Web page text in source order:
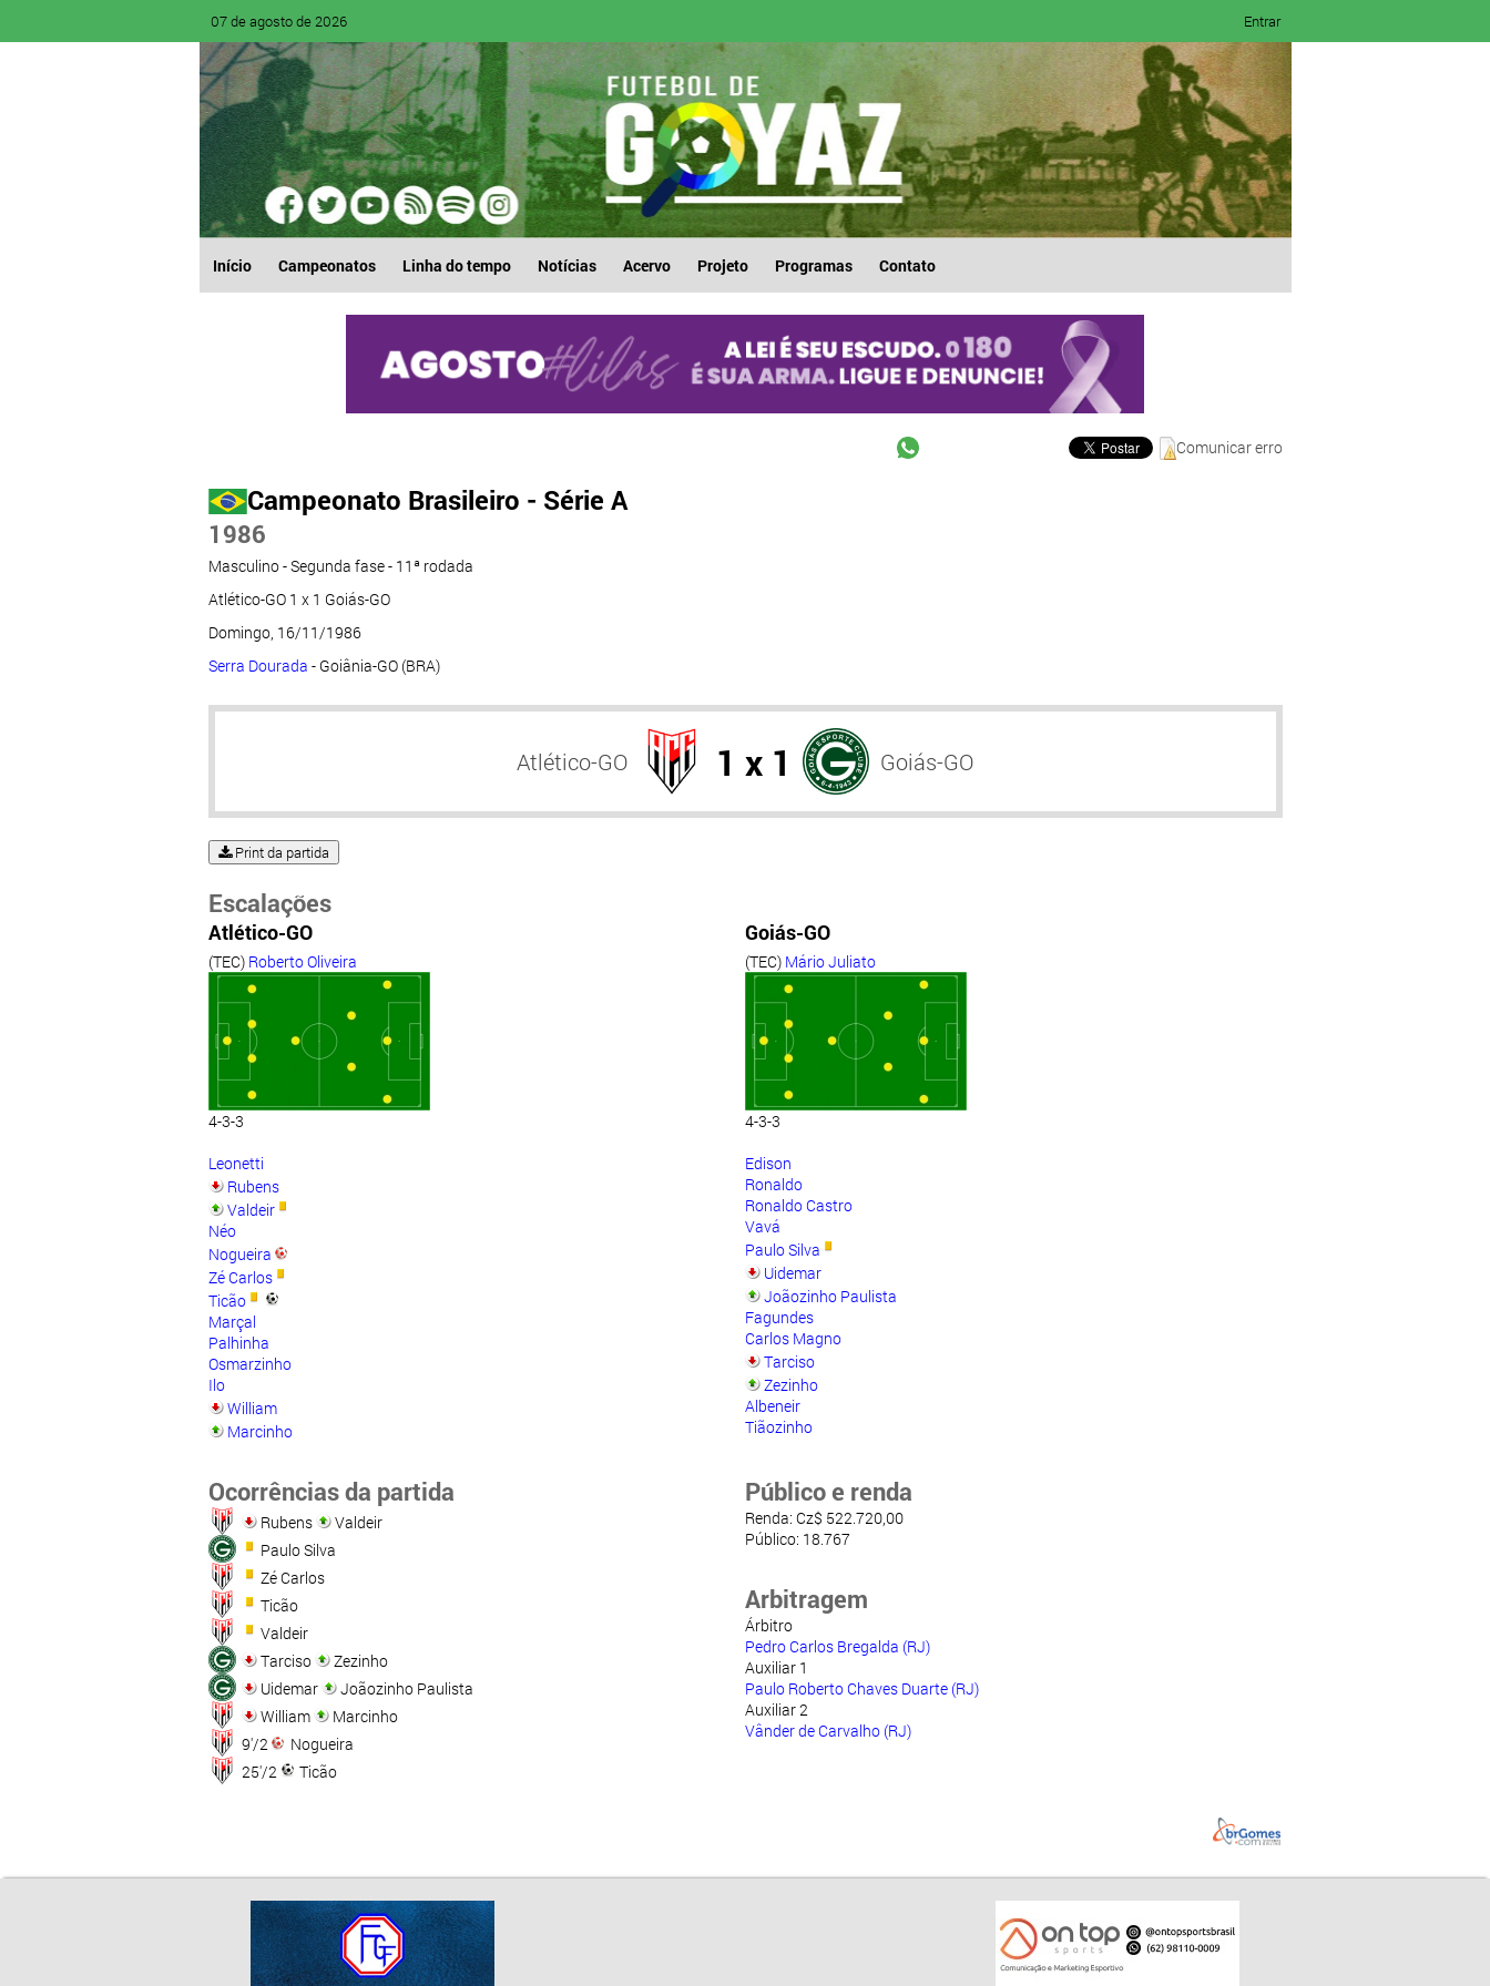
07 de agosto de 2026 Entrar
Início Campeonatos Linha do tempo Notícias Acervo Projeto Programas Contato
Comunicar erro
Campeonato Brasileiro - Série A
1986
Masculino - Segunda fase - 11ª rodada
Atlético-GO 1 x 1 Goiás-GO
Domingo, 16/11/1986
Serra Dourada - Goiânia-GO (BRA)
Atlético-GO 1 x 1 Goiás-GO
Print da partida
Escalações
Atlético-GO
(TEC) Roberto Oliveira
4-3-3
Leonetti
Rubens
Valdeir
Néo
Nogueira
Zé Carlos
Ticão
Marçal
Palhinha
Osmarzinho
Ilo
William
Marcinho
Goiás-GO
(TEC) Mário Juliato
4-3-3
Edison
Ronaldo
Ronaldo Castro
Vavá
Paulo Silva
Uidemar
Joãozinho Paulista
Fagundes
Carlos Magno
Tarciso
Zezinho
Albeneir
Tiãozinho
Ocorrências da partida
Rubens
Valdeir
Paulo Silva
Zé Carlos
Ticão
Valdeir
Tarciso
Zezinho
Uidemar
Joãozinho Paulista
William
Marcinho
9'/2
Nogueira
25'/2
Ticão
Público e renda
Renda: Cz$ 522.720,00
Público: 18.767
Arbitragem
Árbitro
Pedro Carlos Bregalda (RJ)
Auxiliar 1
Paulo Roberto Chaves Duarte (RJ)
Auxiliar 2
Vânder de Carvalho (RJ)